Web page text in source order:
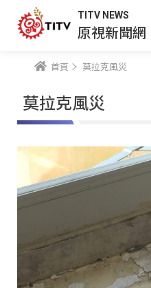
TITV NEWS
原視新聞網
首頁 莫拉克風災
莫拉克風災